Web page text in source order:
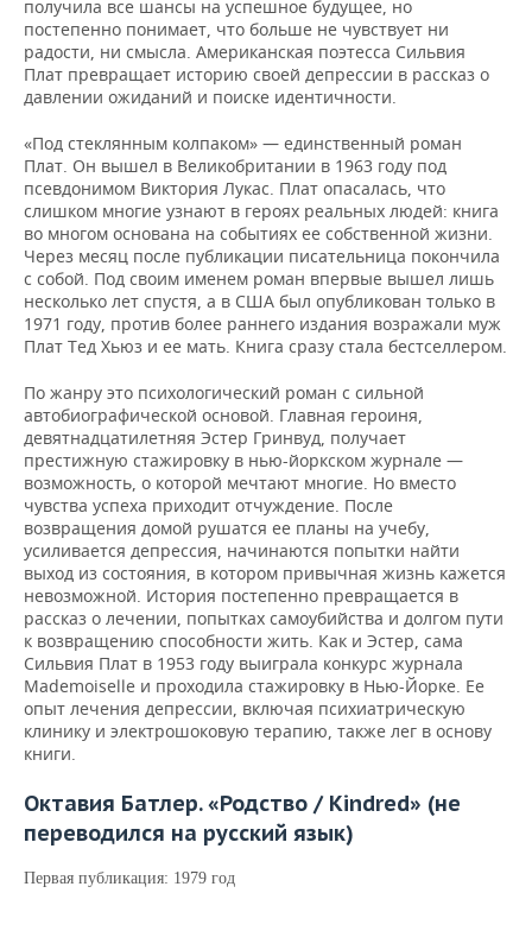
получила все шансы на успешное будущее, но
постепенно понимает, что больше не чувствует ни
радости, ни смысла. Американская поэтесса Сильвия
Плат превращает историю своей депрессии в рассказ о
давлении ожиданий и поиске идентичности.
«Под стеклянным колпаком» — единственный роман
Плат. Он вышел в Великобритании в 1963 году под
псевдонимом Виктория Лукас. Плат опасалась, что
слишком многие узнают в героях реальных людей: книга
во многом основана на событиях ее собственной жизни.
Через месяц после публикации писательница покончила
с собой. Под своим именем роман впервые вышел лишь
несколько лет спустя, а в США был опубликован только в
1971 году, против более раннего издания возражали муж
Плат Тед Хьюз и ее мать. Книга сразу стала бестселлером.
По жанру это психологический роман с сильной
автобиографической основой. Главная героиня,
девятнадцатилетняя Эстер Гринвуд, получает
престижную стажировку в нью-йоркском журнале —
возможность, о которой мечтают многие. Но вместо
чувства успеха приходит отчуждение. После
возвращения домой рушатся ее планы на учебу,
усиливается депрессия, начинаются попытки найти
выход из состояния, в котором привычная жизнь кажется
невозможной. История постепенно превращается в
рассказ о лечении, попытках самоубийства и долгом пути
к возвращению способности жить. Как и Эстер, сама
Сильвия Плат в 1953 году выиграла конкурс журнала
Mademoiselle и проходила стажировку в Нью-Йорке. Ее
опыт лечения депрессии, включая психиатрическую
клинику и электрошоковую терапию, также лег в основу
книги.
Октавия Батлер. «Родство / Kindred» (не
переводился на русский язык)
Первая публикация: 1979 год